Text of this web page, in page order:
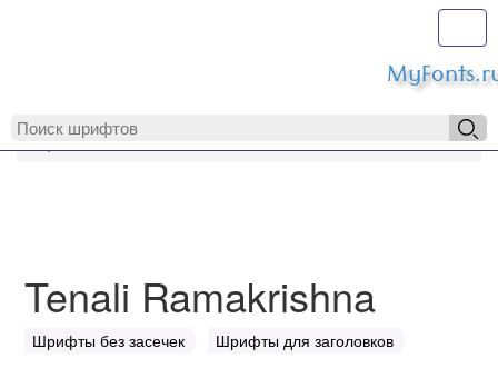
MyFonts.ru
Tenali Ramakrishna
Шрифты без засечек Шрифты для заголовков